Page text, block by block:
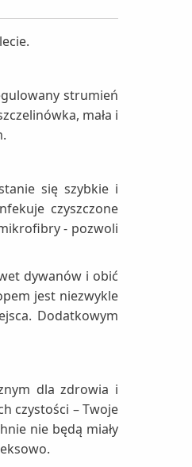
strumień
mała i
się szybkie i
czyszczone
- pozwoli
dywanów i obić
jest niezwykle
Dodatkowym
dla zdrowia i
czystości – Twoje
nie będą miały